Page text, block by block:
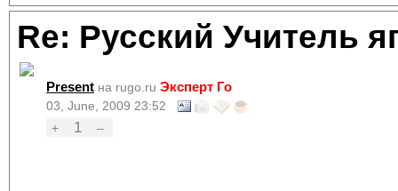
Re: Русский Учитель
Present на rugo.ru Эксперт Го
03, June, 2009 23:52
+
1 –